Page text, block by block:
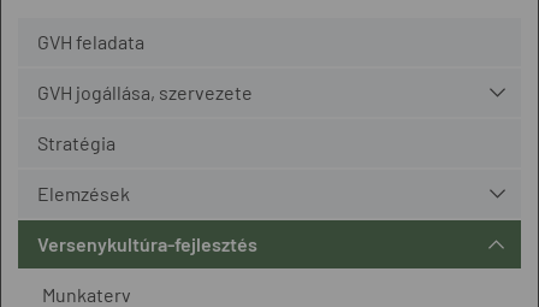
GVH feladata
GVH jogállása, szervezete
Stratégia
Elemzések
Versenykultúra-fejlesztés
Munkaterv